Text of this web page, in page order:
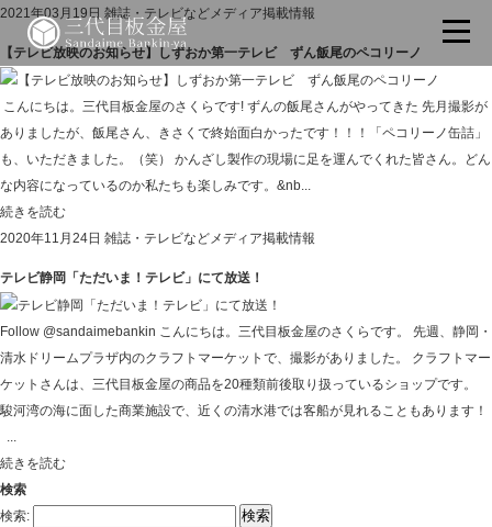
2021年03月19日 雑誌・テレビなどメディア掲載情報
【テレビ放映のお知らせ】しずおか第一テレビ ずん飯尾のペコリーノ
こんにちは。三代目板金屋のさくらです! ずんの飯尾さんがやってきた 先月撮影が
ありましたが、飯尾さん、きさくで終始面白かったです！！！「ペコリーノ缶詰」
も、いただきました。（笑） かんざし製作の現場に足を運んでくれた皆さん。どん
な内容になっているのか私たちも楽しみです。&nb...
続きを読む
2020年11月24日 雑誌・テレビなどメディア掲載情報
テレビ静岡「ただいま！テレビ」にて放送！
Follow @sandaimebankin こんにちは。三代目板金屋のさくらです。 先週、静岡・
清水ドリームプラザ内のクラフトマーケットで、撮影がありました。 クラフトマー
ケットさんは、三代目板金屋の商品を20種類前後取り扱っているショップです。
駿河湾の海に面した商業施設で、近くの清水港では客船が見れることもあります！
続きを読む
検索
検索: